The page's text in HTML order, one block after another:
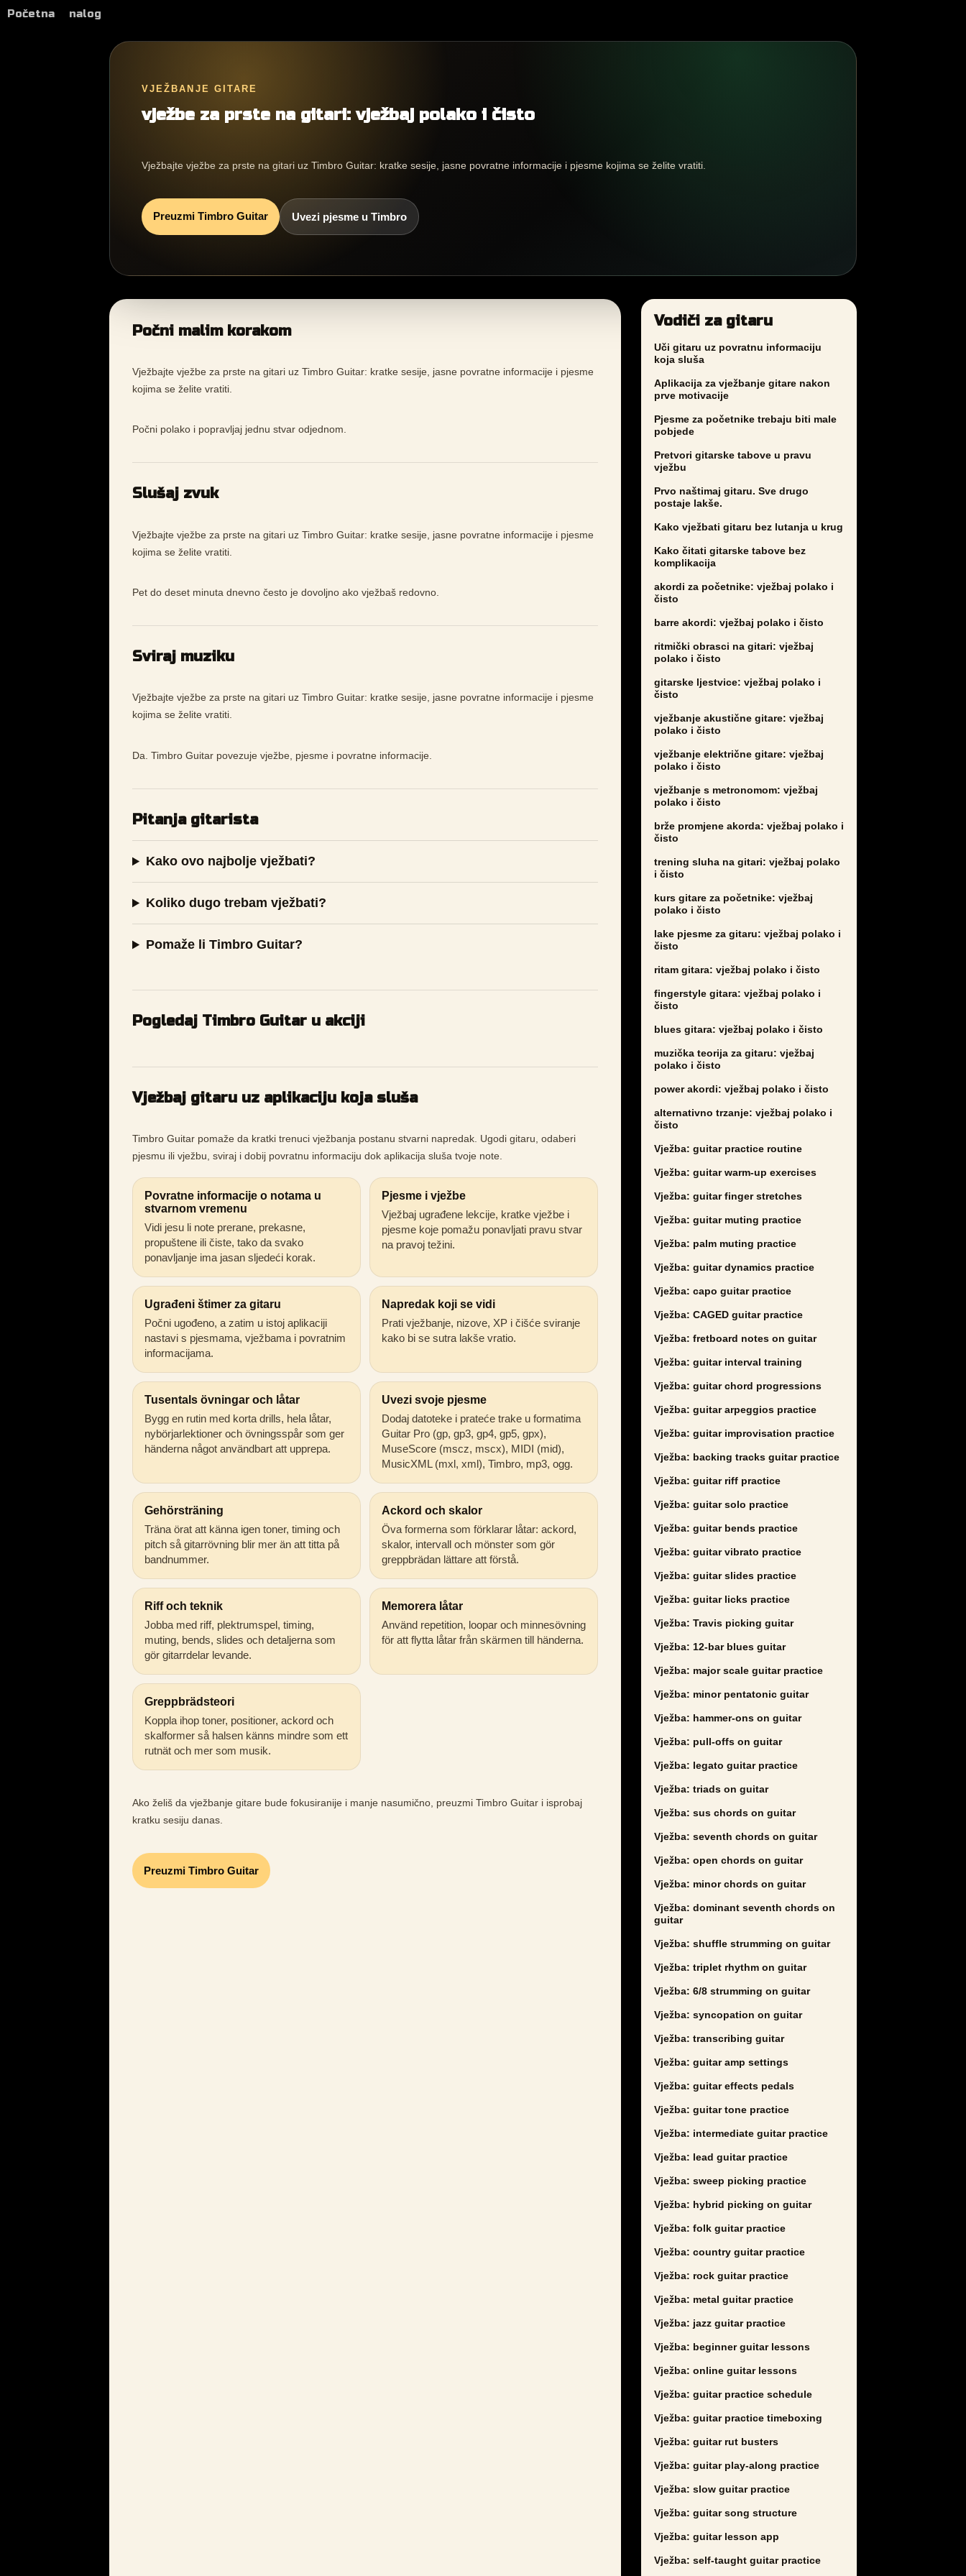
Početna nalog
VJEŽBANJE GITARE
vježbe za prste na gitari: vježbaj polako i čisto
Vježbajte vježbe za prste na gitari uz Timbro Guitar: kratke sesije, jasne povratne informacije i pjesme kojima se želite vratiti.
Preuzmi Timbro Guitar Uvezi pjesme u Timbro
Počni malim korakom
Vježbajte vježbe za prste na gitari uz Timbro Guitar: kratke sesije, jasne povratne informacije i pjesme
kojima se želite vratiti.
Počni polako i popravljaj jednu stvar odjednom.
Slušaj zvuk
Vježbajte vježbe za prste na gitari uz Timbro Guitar: kratke sesije, jasne povratne informacije i pjesme
kojima se želite vratiti.
Pet do deset minuta dnevno često je dovoljno ako vježbaš redovno.
Sviraj muziku
Vježbajte vježbe za prste na gitari uz Timbro Guitar: kratke sesije, jasne povratne informacije i pjesme
kojima se želite vratiti.
Da. Timbro Guitar povezuje vježbe, pjesme i povratne informacije.
Pitanja gitarista
Kako ovo najbolje vježbati?
Koliko dugo trebam vježbati?
Pomaže li Timbro Guitar?
Pogledaj Timbro Guitar u akciji
Vježbaj gitaru uz aplikaciju koja sluša
Timbro Guitar pomaže da kratki trenuci vježbanja postanu stvarni napredak. Ugodi gitaru, odaberi
pjesmu ili vježbu, sviraj i dobij povratnu informaciju dok aplikacija sluša tvoje note.
Povratne informacije o notama u
stvarnom vremenu
Vidi jesu li note prerane, prekasne,
propuštene ili čiste, tako da svako
ponavljanje ima jasan sljedeći korak.
Pjesme i vježbe
Vježbaj ugrađene lekcije, kratke vježbe i
pjesme koje pomažu ponavljati pravu stvar
na pravoj težini.
Ugrađeni štimer za gitaru
Počni ugođeno, a zatim u istoj aplikaciji
nastavi s pjesmama, vježbama i povratnim
informacijama.
Napredak koji se vidi
Prati vježbanje, nizove, XP i čišće sviranje
kako bi se sutra lakše vratio.
Tusentals övningar och låtar
Bygg en rutin med korta drills, hela låtar,
nybörjarlektioner och övningsspår som ger
händerna något användbart att upprepa.
Uvezi svoje pjesme
Dodaj datoteke i prateće trake u formatima
Guitar Pro (gp, gp3, gp4, gp5, gpx),
MuseScore (mscz, mscx), MIDI (mid),
MusicXML (mxl, xml), Timbro, mp3, ogg.
Gehörsträning
Träna örat att känna igen toner, timing och
pitch så gitarrövning blir mer än att titta på
bandnummer.
Ackord och skalor
Öva formerna som förklarar låtar: ackord,
skalor, intervall och mönster som gör
greppbrädan lättare att förstå.
Riff och teknik
Jobba med riff, plektrumspel, timing,
muting, bends, slides och detaljerna som
gör gitarrdelar levande.
Memorera låtar
Använd repetition, loopar och minnesövning
för att flytta låtar från skärmen till händerna.
Greppbrädsteori
Koppla ihop toner, positioner, ackord och
skalformer så halsen känns mindre som ett
rutnät och mer som musik.
Ako želiš da vježbanje gitare bude fokusiranije i manje nasumično, preuzmi Timbro Guitar i isprobaj
kratku sesiju danas.
Preuzmi Timbro Guitar
Vodiči za gitaru
Uči gitaru uz povratnu informaciju
koja sluša
Aplikacija za vježbanje gitare nakon
prve motivacije
Pjesme za početnike trebaju biti male
pobjede
Pretvori gitarske tabove u pravu
vježbu
Prvo naštimaj gitaru. Sve drugo
postaje lakše.
Kako vježbati gitaru bez lutanja u krug
Kako čitati gitarske tabove bez
komplikacija
akordi za početnike: vježbaj polako i
čisto
barre akordi: vježbaj polako i čisto
ritmički obrasci na gitari: vježbaj
polako i čisto
gitarske ljestvice: vježbaj polako i
čisto
vježbanje akustične gitare: vježbaj
polako i čisto
vježbanje električne gitare: vježbaj
polako i čisto
vježbanje s metronomom: vježbaj
polako i čisto
brže promjene akorda: vježbaj polako i
čisto
trening sluha na gitari: vježbaj polako
i čisto
kurs gitare za početnike: vježbaj
polako i čisto
lake pjesme za gitaru: vježbaj polako i
čisto
ritam gitara: vježbaj polako i čisto
fingerstyle gitara: vježbaj polako i
čisto
blues gitara: vježbaj polako i čisto
muzička teorija za gitaru: vježbaj
polako i čisto
power akordi: vježbaj polako i čisto
alternativno trzanje: vježbaj polako i
čisto
Vježba: guitar practice routine
Vježba: guitar warm-up exercises
Vježba: guitar finger stretches
Vježba: guitar muting practice
Vježba: palm muting practice
Vježba: guitar dynamics practice
Vježba: capo guitar practice
Vježba: CAGED guitar practice
Vježba: fretboard notes on guitar
Vježba: guitar interval training
Vježba: guitar chord progressions
Vježba: guitar arpeggios practice
Vježba: guitar improvisation practice
Vježba: backing tracks guitar practice
Vježba: guitar riff practice
Vježba: guitar solo practice
Vježba: guitar bends practice
Vježba: guitar vibrato practice
Vježba: guitar slides practice
Vježba: guitar licks practice
Vježba: Travis picking guitar
Vježba: 12-bar blues guitar
Vježba: major scale guitar practice
Vježba: minor pentatonic guitar
Vježba: hammer-ons on guitar
Vježba: pull-offs on guitar
Vježba: legato guitar practice
Vježba: triads on guitar
Vježba: sus chords on guitar
Vježba: seventh chords on guitar
Vježba: open chords on guitar
Vježba: minor chords on guitar
Vježba: dominant seventh chords on
guitar
Vježba: shuffle strumming on guitar
Vježba: triplet rhythm on guitar
Vježba: 6/8 strumming on guitar
Vježba: syncopation on guitar
Vježba: transcribing guitar
Vježba: guitar amp settings
Vježba: guitar effects pedals
Vježba: guitar tone practice
Vježba: intermediate guitar practice
Vježba: lead guitar practice
Vježba: sweep picking practice
Vježba: hybrid picking on guitar
Vježba: folk guitar practice
Vježba: country guitar practice
Vježba: rock guitar practice
Vježba: metal guitar practice
Vježba: jazz guitar practice
Vježba: beginner guitar lessons
Vježba: online guitar lessons
Vježba: guitar practice schedule
Vježba: guitar practice timeboxing
Vježba: guitar rut busters
Vježba: guitar play-along practice
Vježba: slow guitar practice
Vježba: guitar song structure
Vježba: guitar lesson app
Vježba: self-taught guitar practice